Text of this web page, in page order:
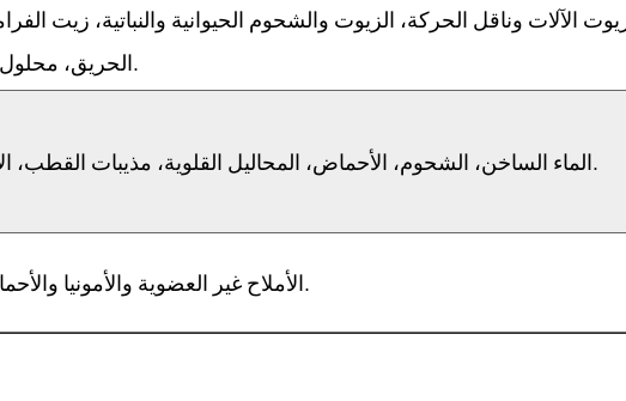
الآلات وناقل الحركة، الزيوت والشحوم الحيوانية والنباتية، زيت
الحريق، محلول الملح المخفف، الأوزون، إلخ.
الماء الساخن، الشحوم، الأحماض، المحاليل القلوية، مذيبات القطب، الأوزون، المحلول الملحي، إلخ.
الأملاح غير العضوية والأمونيا والأحماض والقواعد الضعيفة وغيرها.